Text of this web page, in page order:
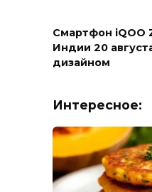
Смартфон iQOO
Индии 20
дизайном
Интересное: